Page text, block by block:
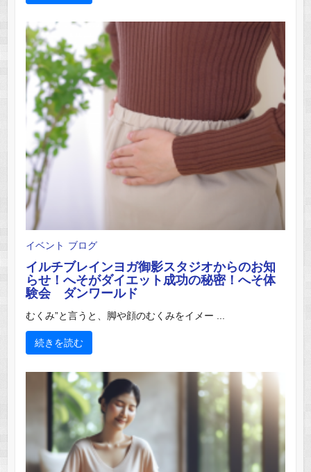
イベント ブログ
イルチブレインヨガ御影スタジオからのお知
らせ！へそがダイエット成功の秘密！へそ体
験会 ダンワールド
むくみ”と言うと、脚や顔のむくみをイメー ...
続きを読む